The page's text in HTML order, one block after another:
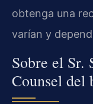
obtenga una
varían y
Sobre el Sr.
Counsel del